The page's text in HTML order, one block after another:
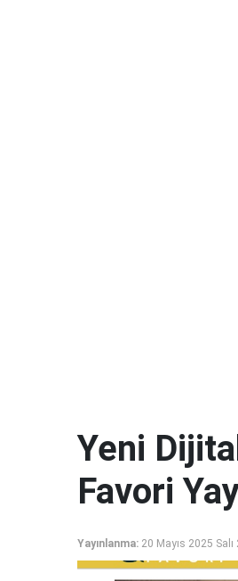
Yeni
Favori
Yayınlanma: 20 Mayıs 2025 Salı